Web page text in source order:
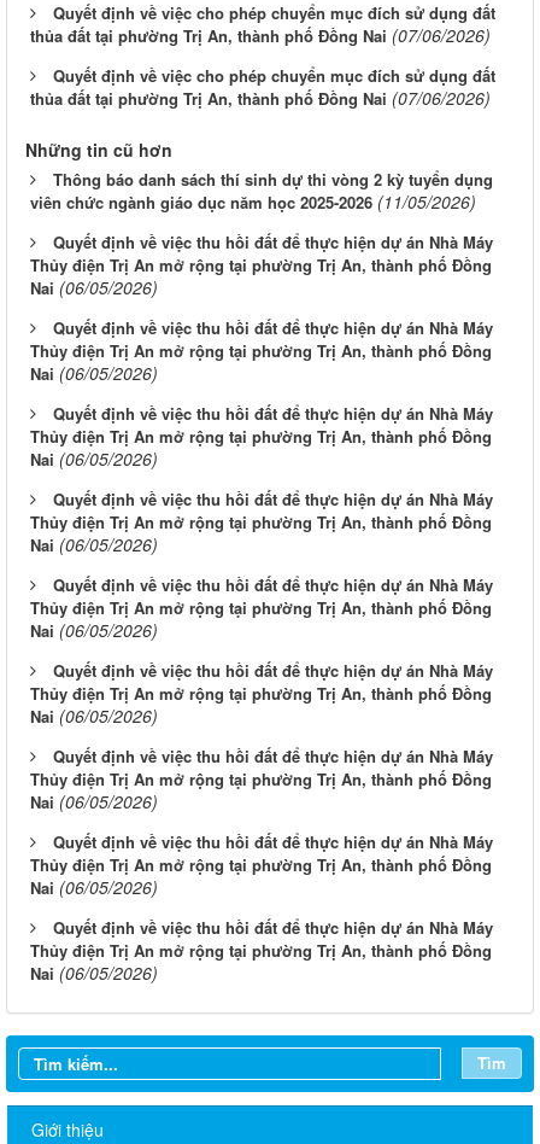
Quyết định về việc cho phép chuyển mục đích sử dụng đất
thủa đất tại phường Trị An, thành phố Đồng Nai (07/06/2026)
Quyết định về việc cho phép chuyển mục đích sử dụng đất
thủa đất tại phường Trị An, thành phố Đồng Nai (07/06/2026)
Những tin cũ hơn
Thông báo danh sách thí sinh dự thi vòng 2 kỳ tuyển dụng
viên chức ngành giáo dục năm học 2025-2026 (11/05/2026)
Quyết định về việc thu hồi đất để thực hiện dự án Nhà Máy
Thủy điện Trị An mở rộng tại phường Trị An, thành phố Đồng
Nai (06/05/2026)
Quyết định về việc thu hồi đất để thực hiện dự án Nhà Máy
Thủy điện Trị An mở rộng tại phường Trị An, thành phố Đồng
Nai (06/05/2026)
Quyết định về việc thu hồi đất để thực hiện dự án Nhà Máy
Thủy điện Trị An mở rộng tại phường Trị An, thành phố Đồng
Nai (06/05/2026)
Quyết định về việc thu hồi đất để thực hiện dự án Nhà Máy
Thủy điện Trị An mở rộng tại phường Trị An, thành phố Đồng
Nai (06/05/2026)
Quyết định về việc thu hồi đất để thực hiện dự án Nhà Máy
Thủy điện Trị An mở rộng tại phường Trị An, thành phố Đồng
Nai (06/05/2026)
Quyết định về việc thu hồi đất để thực hiện dự án Nhà Máy
Thủy điện Trị An mở rộng tại phường Trị An, thành phố Đồng
Nai (06/05/2026)
Quyết định về việc thu hồi đất để thực hiện dự án Nhà Máy
Thủy điện Trị An mở rộng tại phường Trị An, thành phố Đồng
Nai (06/05/2026)
Quyết định về việc thu hồi đất để thực hiện dự án Nhà Máy
Thủy điện Trị An mở rộng tại phường Trị An, thành phố Đồng
Nai (06/05/2026)
Quyết định về việc thu hồi đất để thực hiện dự án Nhà Máy
Thủy điện Trị An mở rộng tại phường Trị An, thành phố Đồng
Nai (06/05/2026)
Tìm
Giới thiệu